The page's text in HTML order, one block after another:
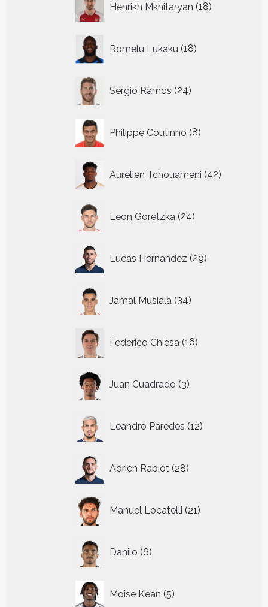
Henrikh Mkhitaryan 18
producten
Romelu Lukaku 18
producten
Sergio Ramos 24
producten
Philippe Coutinho 8
producten
Aurelien Tchouameni 42
producten
Leon Goretzka 24
producten
Lucas Hernandez 29
producten
Jamal Musiala 34
producten
Federico Chiesa 16
producten
Juan Cuadrado 3
producten
Leandro Paredes 12
producten
Adrien Rabiot 28
producten
Manuel Locatelli 21
producten
Danilo 6
producten
Moise Kean 5
producten